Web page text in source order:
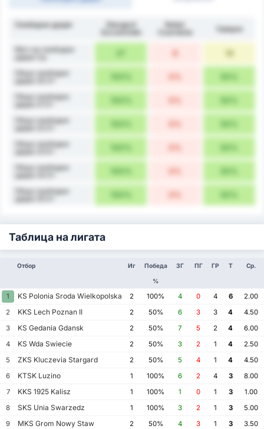
Свободни удари
Stargard
Noteć
Czarnków
Средно
Мач на свободни
Общо свободни
Общо свободни
Общо свободни
Общо свободни
Общо свободни
Общо свободни
Таблица на лигата
Отбор Иг Победа
%
ЗГ ПГ ГР Т Ср.
1 KS Polonia Sroda Wielkopolska 2 100% 4 0 4 6
2.00
2
KKS Lech Poznan II 2 50% 6 3 3 4
4.50
3
KS Gedania Gdansk 2 50% 7 5 2 4
6.00
4
KS Wda Swiecie 2 50% 3 2 1 4
2.50
5
ZKS Kluczevia Stargard 2 50% 5 4 1 4
4.50
6
KTSK Luzino 1 100% 6 2 4 3
8.00
7
KKS 1925 Kalisz 1 100% 1 0 1 3
1.00
8
SKS Unia Swarzedz 1 100% 3 2 1 3
5.00
9
MKS Grom Nowy Staw 2 50% 4 3 1 3
3.50